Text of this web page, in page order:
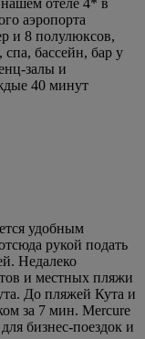
аэропорта
и 8 полулюксов,
бассейн, бар у
залы и
40 минут
удобным
рукой подать
Недалеко
и местных пляжи
До пляжей Кута и
за 7 мин. Mercure
бизнес-поездок и